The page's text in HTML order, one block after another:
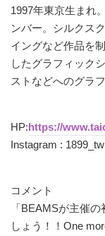
1997年東京生まれ
ンバー。シルクス
イングなど作品を
したグラフィック
ストなどへのグラ
HP:https://
Instagram : 1899_tw
コメント
「BEAMSが主催
しょう！！One